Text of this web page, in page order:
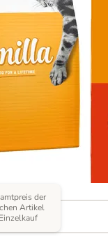
der
Artikel